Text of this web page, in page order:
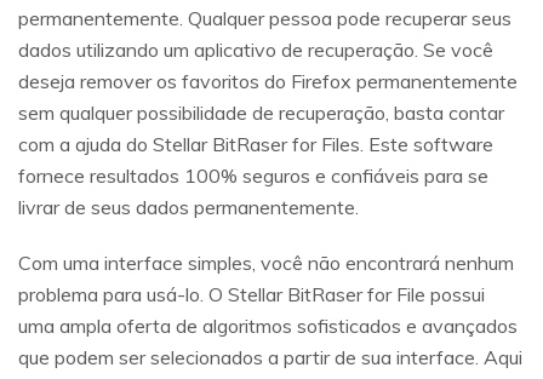
Reparo de fotos com IA
Repare suas fotos, melhore a qualidade e restaure
momentos preciosos com uma solução baseada em
IA.
Vamos lá
Teste Online
permanentemente. Qualquer pessoa pode recuperar seus
dados utilizando um aplicativo de recuperação. Se você
deseja remover os favoritos do Firefox permanentemente
sem qualquer possibilidade de recuperação, basta contar
com a ajuda do Stellar BitRaser for Files. Este software
fornece resultados 100% seguros e confiáveis para se
livrar de seus dados permanentemente.
Com uma interface simples, você não encontrará nenhum
problema para usá-lo. O Stellar BitRaser for File possui
uma ampla oferta de algoritmos sofisticados e avançados
que podem ser selecionados a partir de sua interface. Aqui